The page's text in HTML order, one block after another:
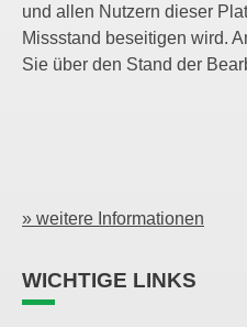
und allen Nutzern dieser
Missstand beseitigen wird.
Sie über den Stand der
» weitere Informationen
WICHTIGE LINKS